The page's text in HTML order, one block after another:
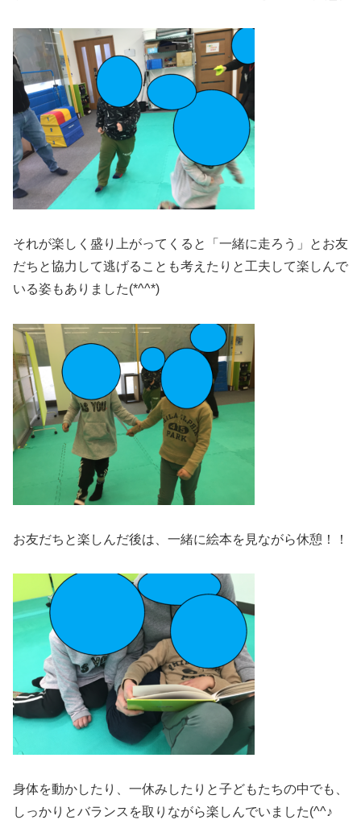
それが楽しく盛り上がってくると「一緒に走ろう」とお友
だちと協力して逃げることも考えたりと工夫して楽しんで
いる姿もありました(*^^*)
お友だちと楽しんだ後は、一緒に絵本を見ながら休憩！！
身体を動かしたり、一休みしたりと子どもたちの中でも、
しっかりとバランスを取りながら楽しんでいました(^^♪